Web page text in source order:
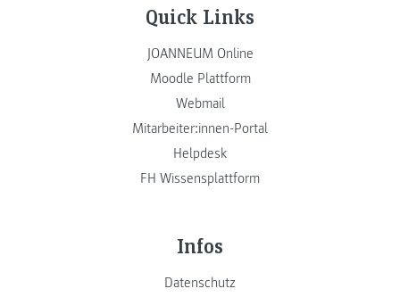
Quick Links
JOANNEUM Online
Moodle Plattform
Webmail
Mitarbeiter:innen-Portal
Helpdesk
FH Wissensplattform
Infos
Datenschutz